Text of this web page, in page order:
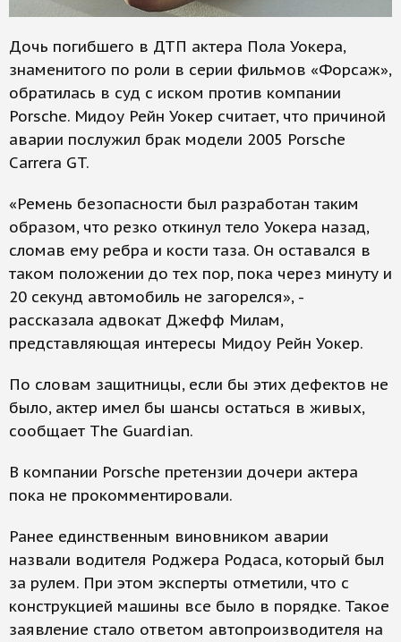
Дочь погибшего в ДТП актера Пола Уокера,
знаменитого по роли в серии фильмов «Форсаж»,
обратилась в суд с иском против компании
Porsche. Мидоу Рейн Уокер считает, что причиной
аварии послужил брак модели 2005 Porsche
Carrera GT.
«Ремень безопасности был разработан таким
образом, что резко откинул тело Уокера назад,
сломав ему ребра и кости таза. Он оставался в
таком положении до тех пор, пока через минуту и
20 секунд автомобиль не загорелся», -
рассказала адвокат Джефф Милам,
представляющая интересы Мидоу Рейн Уокер.
По словам защитницы, если бы этих дефектов не
было, актер имел бы шансы остаться в живых,
сообщает The Guardian.
В компании Porsche претензии дочери актера
пока не прокомментировали.
Ранее единственным виновником аварии
назвали водителя Роджера Родаса, который был
за рулем. При этом эксперты отметили, что с
конструкцией машины все было в порядке. Такое
заявление стало ответом автопроизводителя на